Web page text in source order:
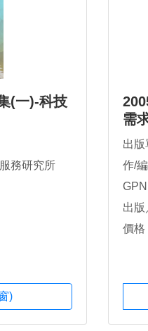
(一)-科技
務研究所
)
需
出版
作/
出版
價格